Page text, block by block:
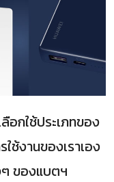
อกใช้ประเภทของ
ช้งานของเราเอง
ของแบตฯ